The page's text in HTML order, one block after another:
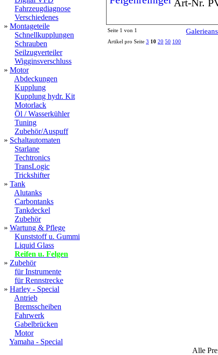
Fahrzeugdiagnose
Verschiedenes
» Montageteile
Schnellkupplungen
Schrauben
Seilzugverteiler
Wigginsverschluss
» Motor
Abdeckungen
Kupplung
Kupplung hydr. Kit
Motorlack
Öl / Wasserkühler
Tuning
Zubehör/Auspuff
» Schaltautomaten
Starlane
Techtronics
TransLogic
Trickshifter
» Tank
Alutanks
Carbontanks
Tankdeckel
Zubehör
» Wartung & Pflege
Kunststoff u. Gummi
Liquid Glass
Reifen u. Felgen
» Zubehör
für Instrumente
für Rennstrecke
» Harley - Special
Antrieb
Bremsscheiben
Fahrwerk
Gabelbrücken
Motor
Yamaha - Special
Art-Nr.
Seite 1 von 1
Artikel pro Seite 3 10 20 50 100
Alle